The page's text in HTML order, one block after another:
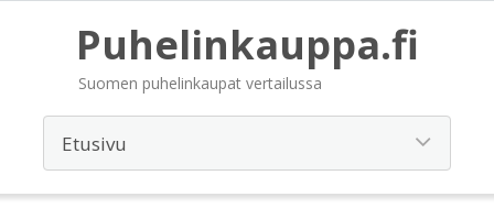
Puhelinkauppa.fi
Suomen puhelinkaupat vertailussa